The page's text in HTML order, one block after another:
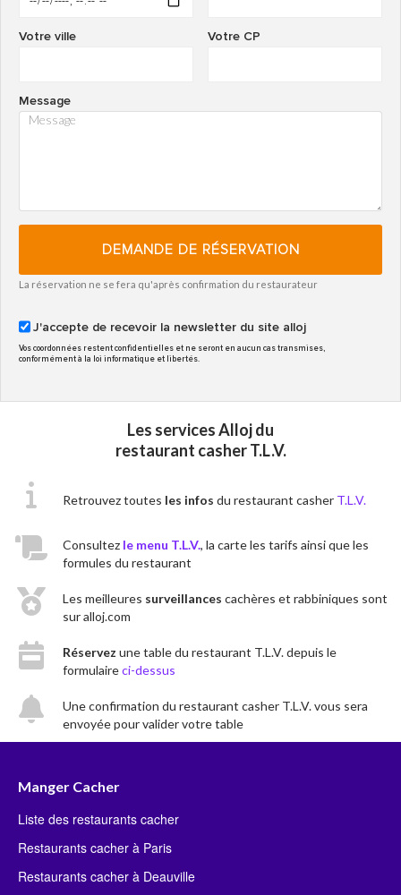
Votre CP
Votre ville
Message
DEMANDE DE RÉSERVATION
La réservation ne se fera qu'après confirmation du restaurateur
J'accepte de recevoir la newsletter du site alloj
Vos coordonnées restent confidentielles et ne seront en aucun cas transmises,
conformément à la loi informatique et libertés.
Les services Alloj du
restaurant casher T.L.V.
Retrouvez toutes les infos du restaurant casher T.L.V.
Consultez le menu T.L.V., la carte les tarifs ainsi que les
formules du restaurant
Les meilleures surveillances cachères et rabbiniques sont
sur alloj.com
Réservez une table du restaurant T.L.V. depuis le
formulaireci-dessus
Une confirmation du restaurant casher T.L.V. vous sera
envoyée pour valider votre table
Manger Cacher
Liste des restaurants cacher
Restaurants cacher à Paris
Restaurants cacher à Deauville